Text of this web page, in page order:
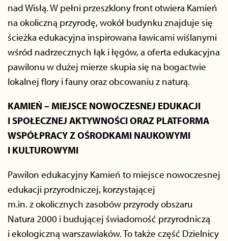
nad Wisłą. W pełni przeszklony front otwiera Kamień
na okoliczną przyrodę, wokół budynku znajduje się
ścieżka edukacyjna inspirowana ławicami wiślanymi
wśród nadrzecznych łąk i łęgów, a oferta edukacyjna
pawilonu w dużej mierze skupia się na bogactwie
lokalnej flory i fauny oraz obcowaniu z naturą.
KAMIEŃ – MIEJSCE NOWOCZESNEJ EDUKACJI
I SPOŁECZNEJ AKTYWNOŚCI ORAZ PLATFORMA
WSPÓŁPRACY Z OŚRODKAMI NAUKOWYMI
I KULTUROWYMI
Pawilon edukacyjny Kamień to miejsce nowoczesnej
edukacji przyrodniczej, korzystającej
m.in. z okolicznych zasobów przyrody obszaru
Natura 2000 i budującej świadomość przyrodniczą
i ekologiczną warszawiaków. To także część Dzielnicy